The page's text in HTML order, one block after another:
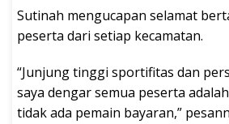
Sutinah mengucapan selamat
peserta dari setiap kecamatan.
“Junjung tinggi sportifitas dan
saya dengar semua peserta
tidak ada pemain bayaran,”